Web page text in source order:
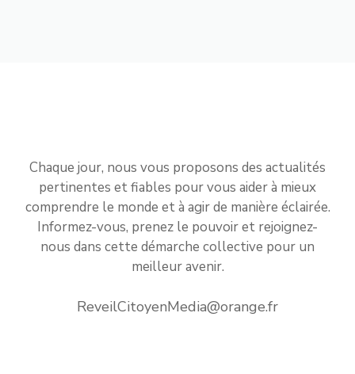
Chaque jour, nous vous proposons des actualités
pertinentes et fiables pour vous aider à mieux
comprendre le monde et à agir de manière éclairée.
Informez-vous, prenez le pouvoir et rejoignez-
nous dans cette démarche collective pour un
meilleur avenir.
ReveilCitoyenMedia@orange.fr